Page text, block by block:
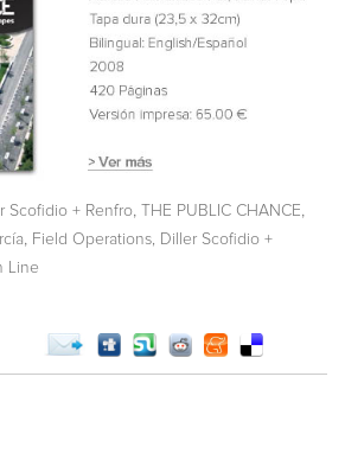
Scofidio + Renfro THE PUBLIC CHANCE
Field Operations, Diller Scofidio +
Line